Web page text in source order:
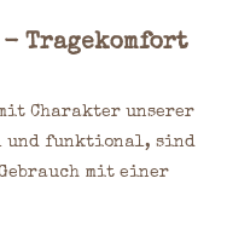
Tragekomfort
Charakter unserer
und funktional, sind
mit einer